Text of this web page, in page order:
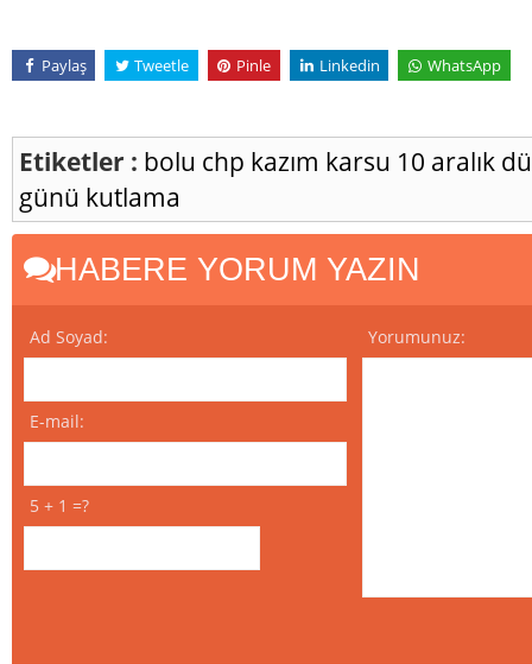
Paylaş Tweetle Pinle Linkedin WhatsApp
Etiketler : bolu chp kazım karsu 10 aralık
günü kutlama
HABERE YORUM YAZIN
Ad Soyad:
E-mail:
5 + 1 =?
Yorumunuz: